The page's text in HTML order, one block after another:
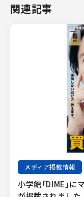
関連記事
メディア掲載情報
小学館「DIME」